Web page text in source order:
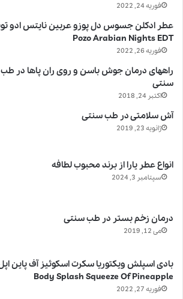
فوریه 24, 2022
Pozo Arabian Nights EDT
فوریه 26, 2022
راههای درمان جوش باسن و روی ران پاها در طب
سنتی
اکتبر 24, 2018
آش سلامتی در طب سنتی
ژانویه 23, 2019
انواع عطر یارا از برند محبوب لطافه
سپتامبر 3, 2024
درمان زخم بستر در طب سنتی
می 12, 2019
Body Splash Squeeze Of Pineapple
فوریه 27, 2022